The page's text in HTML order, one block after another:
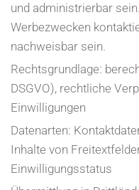
und administrierbar
Werbezwecken
nachweisbar sein.
Rechtsgrundlage:
DSGVO), rechtliche
Einwilligungen
Datenarten:
Inhalte von
Einwilligungsstatus